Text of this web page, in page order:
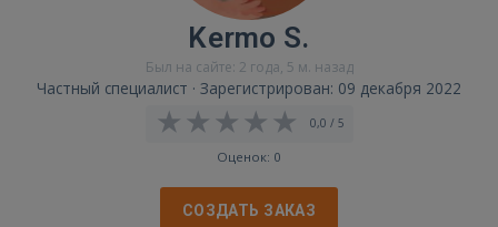
Kermo S.
Был на сайте: 2 года, 5 м. назад
Частный специалист · Зарегистрирован: 09 декабря 2022
0,0 / 5
Оценок: 0
СОЗДАТЬ ЗАКАЗ